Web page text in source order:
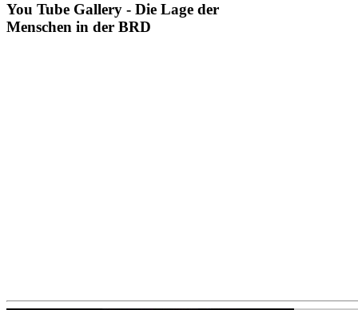
You Tube Gallery - Die Lage der
Menschen in der BRD